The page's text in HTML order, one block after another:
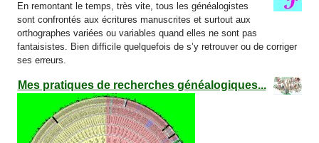
En remontant le temps, très vite, tous les généalogistes
sont confrontés aux écritures manuscrites et surtout aux
orthographes variées ou variables quand elles ne sont pas
fantaisistes. Bien difficile quelquefois de s’y retrouver ou de corriger
ses erreurs.
Mes pratiques de recherches généalogiques...